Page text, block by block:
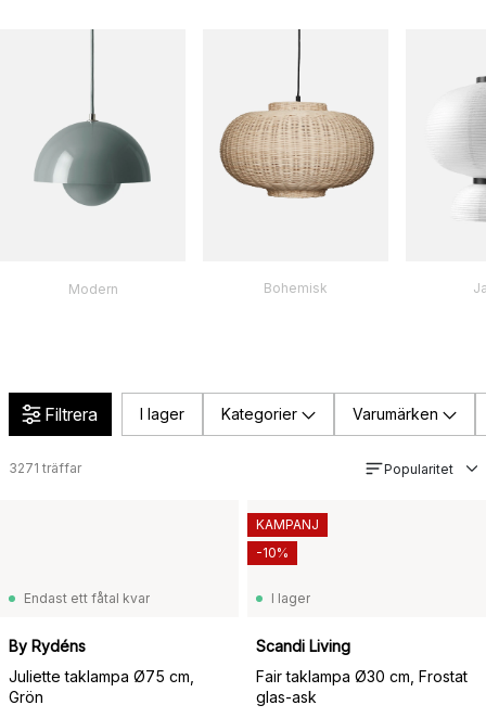
Modern Bohemisk
Filtrera I lager Kategorier Varumärken
3271 träffar Popularitet
Endast ett fåtal kvar
By Rydéns
Juliette taklampa Ø75 cm,
Grön
I lager
Scandi Living
Fair taklampa Ø30 cm, Frostat
glas-ask
KAMPANJ
-10%